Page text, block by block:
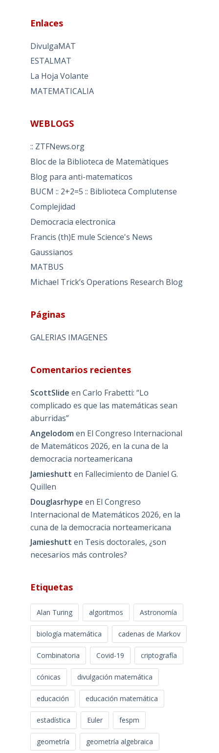
Enlaces
DivulgaMAT
ESTALMAT
La Hoja Volante
MATEMATICALIA
WEBLOGS
:: ZTFNews.org
Bloc de la Biblioteca de Matemàtiques
Blog para anti-matematicos
BUCM :: 2+2=5 :: Biblioteca Complutense
Complejidad
Democracia electronica
Francis (th)E mule Science's News
Gaussianos
MATBUS
Michael Trick’s Operations Research Blog
Páginas
GALERIAS IMAGENES
Comentarios recientes
ScottSlide en Carlo Frabetti: “Lo
complicado es que las matemáticas sean
aburridas”
Angelodom en El Congreso Internacional
de Matemáticos 2026, en la cuna de la
democracia norteamericana
Jamieshutt en Fallecimiento de Daniel G.
Quillen
Douglasrhype en El Congreso
Internacional de Matemáticos 2026, en la
cuna de la democracia norteamericana
Jamieshutt en Tesis doctorales, ¿son
necesarios más controles?
Etiquetas
Alan Turing algoritmos Astronomía
biología matemática cadenas de Markov
Combinatoria Covid-19 criptografía
cónicas divulgación matemática
educación educación matemática
estadística Euler fespm
geometría geometría algebraica